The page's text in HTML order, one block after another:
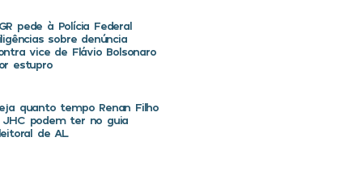
pede à Polícia Federal
sobre denúncia
vice de Flávio Bolsonaro
estupro
quanto tempo Renan Filho
JHC podem ter no guia
de AL